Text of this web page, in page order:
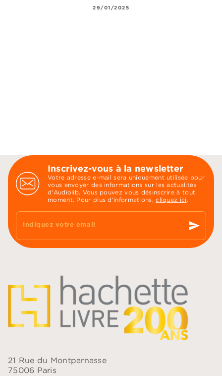
29/01/2025
Inscrivez-vous à la newsletter
Votre adresse e-mail sera uniquement utilisée pour
vous envoyer des informations sur les actualités
d'Audiolib. Vous pouvez vous désinscrire à tout
moment. Pour plus d’informations,cliquez ici .
Indiquez votre email send
21 Rue du Montparnasse
75006 Paris